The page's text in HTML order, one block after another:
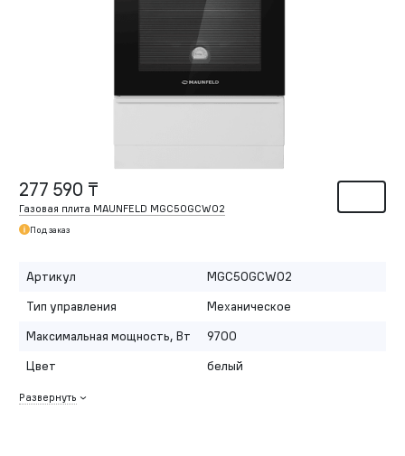
277 590 ₸
Газовая плита MAUNFELD MGC50GCW02
Под заказ
Артикул
MGC50GCW02
Тип управления
Механическое
Максимальная мощность, Вт
9700
Цвет
белый
Развернуть